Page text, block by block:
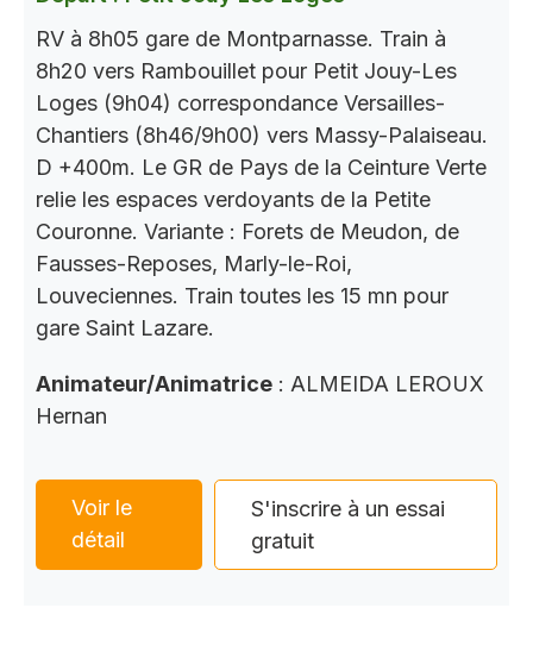
RV à 8h05 gare de Montparnasse. Train à
8h20 vers Rambouillet pour Petit Jouy-Les
Loges (9h04) correspondance Versailles-
Chantiers (8h46/9h00) vers Massy-Palaiseau.
D +400m. Le GR de Pays de la Ceinture Verte
relie les espaces verdoyants de la Petite
Couronne. Variante : Forets de Meudon, de
Fausses-Reposes, Marly-le-Roi,
Louveciennes. Train toutes les 15 mn pour
gare Saint Lazare.
Animateur/Animatrice : ALMEIDA LEROUX
Hernan
Voir le
détail
S'inscrire à un essai
gratuit